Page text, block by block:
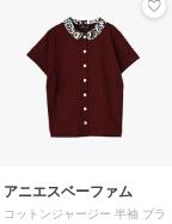
アニエスベーファム
コットンジャージー 半袖 ブラ